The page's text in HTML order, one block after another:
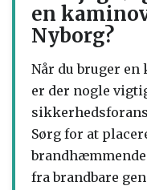
en
Nyborg?
Når du bruger en
er der nogle
Sørg for at
fra brandbare